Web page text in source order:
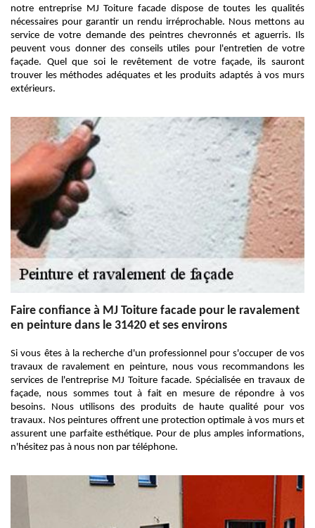
notre entreprise MJ Toiture facade dispose de toutes les qualités
nécessaires pour garantir un rendu irréprochable. Nous mettons au
service de votre demande des peintres chevronnés et aguerris. Ils
peuvent vous donner des conseils utiles pour l'entretien de votre
façade. Quel que soi le revêtement de votre façade, ils sauront
trouver les méthodes adéquates et les produits adaptés à vos murs
extérieurs.
Faire confiance à MJ Toiture facade pour le ravalement
en peinture dans le 31420 et ses environs
Si vous êtes à la recherche d'un professionnel pour s'occuper de vos
travaux de ravalement en peinture, nous vous recommandons les
services de l'entreprise MJ Toiture facade. Spécialisée en travaux de
façade, nous sommes tout à fait en mesure de répondre à vos
besoins. Nous utilisons des produits de haute qualité pour vos
travaux. Nos peintures offrent une protection optimale à vos murs et
assurent une parfaite esthétique. Pour de plus amples informations,
n'hésitez pas à nous non par téléphone.